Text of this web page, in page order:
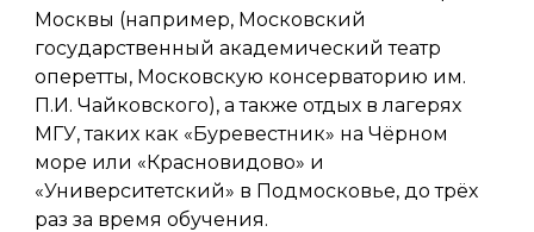
Москвы (например, Московский
государственный академический театр
оперетты, Московскую консерваторию им.
П.И. Чайковского), а также отдых в лагерях
МГУ, таких как «Буревестник» на Чёрном
море или «Красновидово» и
«Университетский» в Подмосковье, до трёх
раз за время обучения.